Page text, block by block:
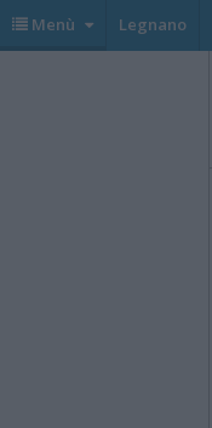
Menù Legnano